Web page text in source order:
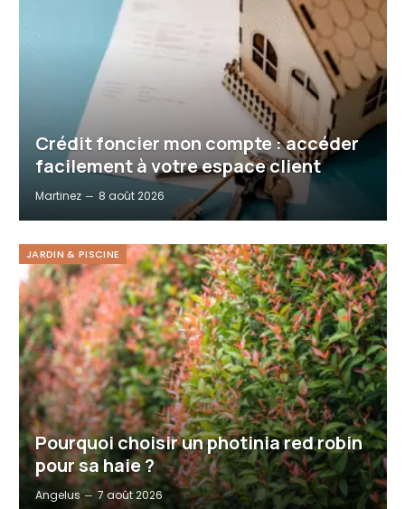
Crédit foncier mon compte : accéder
facilement à votre espace client
Martinez 8 août 2026
JARDIN & PISCINE
Pourquoi choisir un photinia red robin
pour sa haie ?
Angelus 7 août 2026